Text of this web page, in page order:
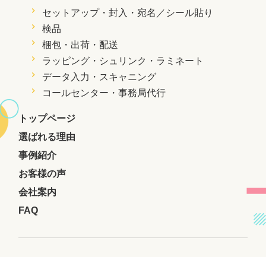
セットアップ・封入・宛名／シール貼り
検品
梱包・出荷・配送
ラッピング・シュリンク・ラミネート
データ入力・スキャニング
コールセンター・事務局代行
トップページ
選ばれる理由
事例紹介
お客様の声
会社案内
FAQ